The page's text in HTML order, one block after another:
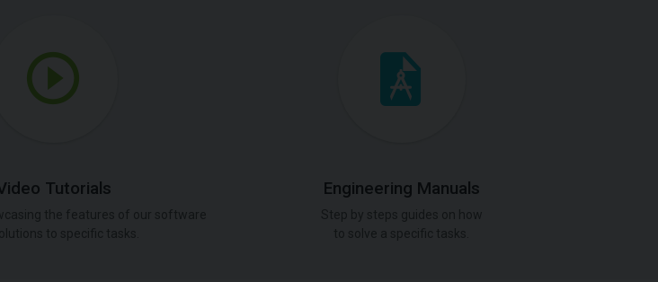
Tutorials Engineering Manuals